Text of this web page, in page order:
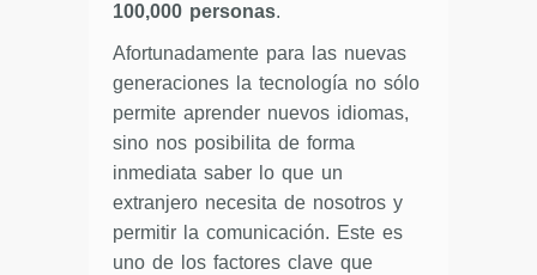
100,000 personas.
Afortunadamente para las nuevas
generaciones la tecnología no sólo
permite aprender nuevos idiomas,
sino nos posibilita de forma
inmediata saber lo que un
extranjero necesita de nosotros y
permitir la comunicación. Este es
uno de los factores clave que